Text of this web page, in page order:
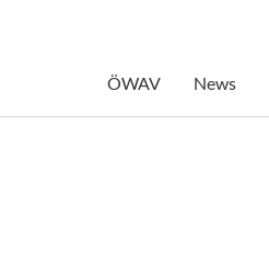
ÖWAV News